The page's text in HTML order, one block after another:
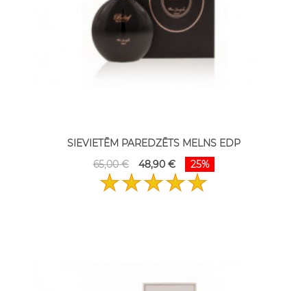
SIEVIETĒM PAREDZĒTS MELNS EDP
65,00 €
48,90 € 25%